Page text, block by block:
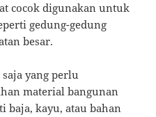
cocok digunakan untuk
gedung-gedung
besar.
yang perlu
material bangunan
baja, kayu, atau bahan